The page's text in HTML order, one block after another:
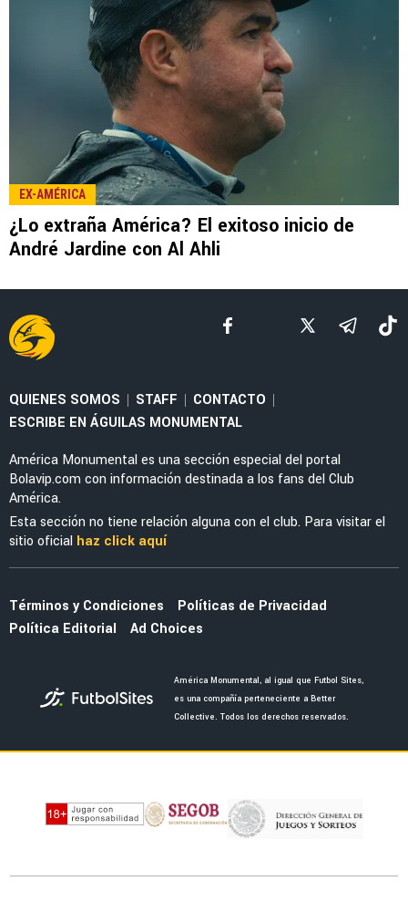
LEE TAMBIÉN
NOTICIAS
Antonio Mohamed advirtió al América y la Liga
MX sobre la MLS
Fidalgo y su reflexión del Mundial que tocó el
corazón de América